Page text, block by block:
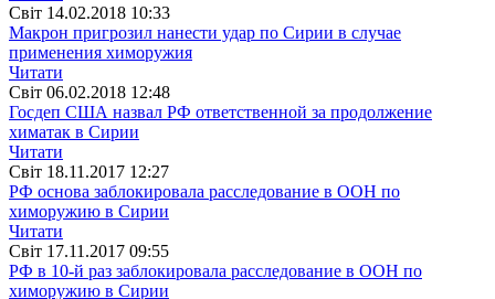
Свiт 14.02.2018 10:33
Макрон пригрозил нанести удар по Сирии в случае
применения химоружия
Читати
Свiт 06.02.2018 12:48
Госдеп США назвал РФ ответственной за продолжение
химатак в Сирии
Читати
Свiт 18.11.2017 12:27
РФ основа заблокировала расследование в ООН по
химоружию в Сирии
Читати
Свiт 17.11.2017 09:55
РФ в 10-й раз заблокировала расследование в ООН по
химоружию в Сирии